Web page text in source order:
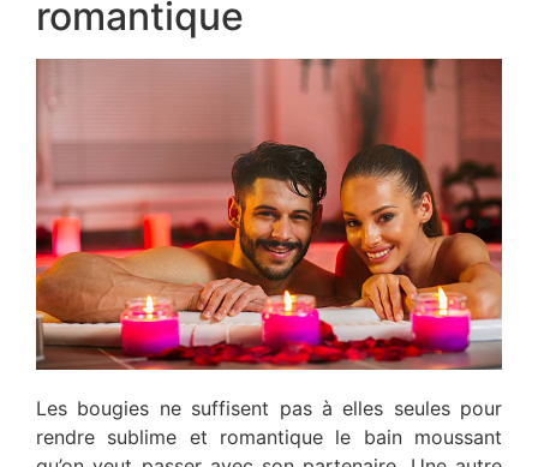
romantique
Les bougies ne suffisent pas à elles seules pour
rendre sublime et romantique le bain moussant